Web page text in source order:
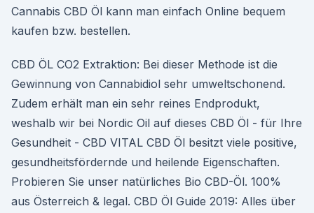
Cannabis CBD Öl kann man einfach Online bequem
kaufen bzw. bestellen.
CBD ÖL CO2 Extraktion: Bei dieser Methode ist die
Gewinnung von Cannabidiol sehr umweltschonend.
Zudem erhält man ein sehr reines Endprodukt,
weshalb wir bei Nordic Oil auf dieses CBD Öl - für Ihre
Gesundheit - CBD VITAL CBD Öl besitzt viele positive,
gesundheitsfördernde und heilende Eigenschaften.
Probieren Sie unser natürliches Bio CBD-Öl. 100%
aus Österreich & legal. CBD Öl Guide 2019: Alles über